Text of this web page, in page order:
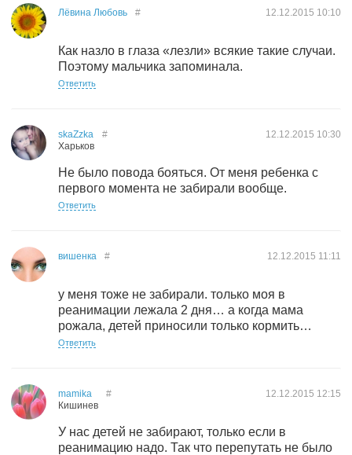
Лёвина Любовь 12.12.2015 10:10
#
Как назло в глаза «лезли» всякие такие случаи.
Поэтому мальчика запоминала.
Ответить
skaZzka
Харьков
12.12.2015 10:30
#
Не было повода бояться. От меня ребенка с
первого момента не забирали вообще.
Ответить
вишенка 12.12.2015 11:11
#
у меня тоже не забирали. только моя в
реанимации лежала 2 дня… а когда мама
рожала, детей приносили только кормить…
Ответить
mamika
Кишинев
12.12.2015 12:15
#
У нас детей не забирают, только если в
реанимацию надо. Так что перепутать не было